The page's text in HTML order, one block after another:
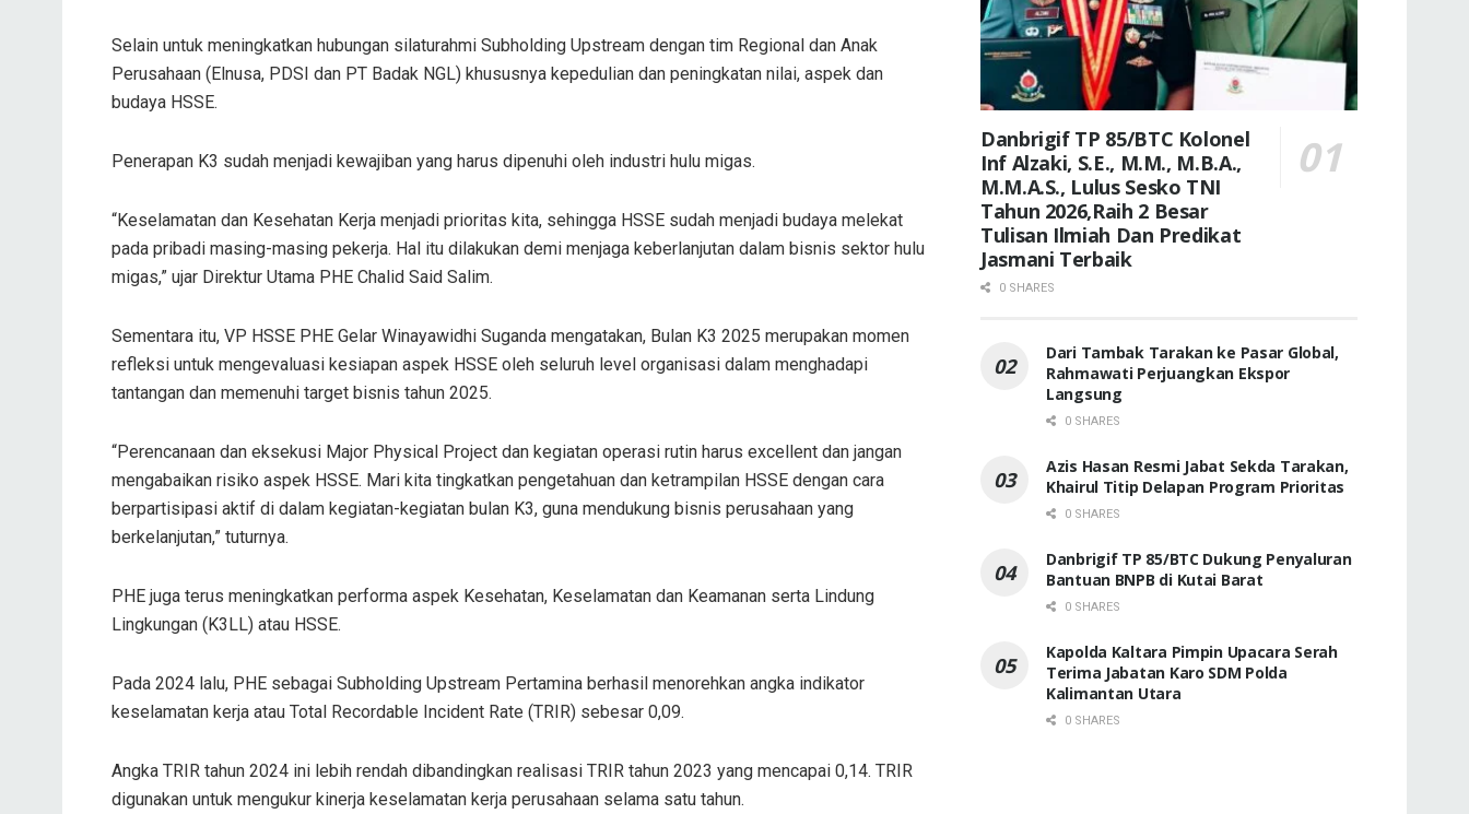
Selain untuk meningkatkan hubungan silaturahmi Subholding Upstream dengan tim Regional dan Anak
Perusahaan (Elnusa, PDSI dan PT Badak NGL) khususnya kepedulian dan peningkatan nilai, aspek dan
budaya HSSE.
Penerapan K3 sudah menjadi kewajiban yang harus dipenuhi oleh industri hulu migas.
“Keselamatan dan Kesehatan Kerja menjadi prioritas kita, sehingga HSSE sudah menjadi budaya melekat
pada pribadi masing-masing pekerja. Hal itu dilakukan demi menjaga keberlanjutan dalam bisnis sektor hulu
migas,” ujar Direktur Utama PHE Chalid Said Salim.
Sementara itu, VP HSSE PHE Gelar Winayawidhi Suganda mengatakan, Bulan K3 2025 merupakan momen
refleksi untuk mengevaluasi kesiapan aspek HSSE oleh seluruh level organisasi dalam menghadapi
tantangan dan memenuhi target bisnis tahun 2025.
“Perencanaan dan eksekusi Major Physical Project dan kegiatan operasi rutin harus excellent dan jangan
mengabaikan risiko aspek HSSE. Mari kita tingkatkan pengetahuan dan ketrampilan HSSE dengan cara
berpartisipasi aktif di dalam kegiatan-kegiatan bulan K3, guna mendukung bisnis perusahaan yang
berkelanjutan,” tuturnya.
PHE juga terus meningkatkan performa aspek Kesehatan, Keselamatan dan Keamanan serta Lindung
Lingkungan (K3LL) atau HSSE.
Pada 2024 lalu, PHE sebagai Subholding Upstream Pertamina berhasil menorehkan angka indikator
keselamatan kerja atau Total Recordable Incident Rate (TRIR) sebesar 0,09.
Angka TRIR tahun 2024 ini lebih rendah dibandingkan realisasi TRIR tahun 2023 yang mencapai 0,14. TRIR
digunakan untuk mengukur kinerja keselamatan kerja perusahaan selama satu tahun.
Danbrigif TP 85/BTC Kolonel
Inf Alzaki, S.E., M.M., M.B.A.,
M.M.A.S., Lulus Sesko TNI
Tahun 2026,Raih 2 Besar
Tulisan Ilmiah Dan Predikat
Jasmani Terbaik
0 SHARES
Dari Tambak Tarakan ke Pasar Global,
Rahmawati Perjuangkan Ekspor
Langsung
0 SHARES
Azis Hasan Resmi Jabat Sekda Tarakan,
Khairul Titip Delapan Program Prioritas
0 SHARES
Danbrigif TP 85/BTC Dukung Penyaluran
Bantuan BNPB di Kutai Barat
0 SHARES
Kapolda Kaltara Pimpin Upacara Serah
Terima Jabatan Karo SDM Polda
Kalimantan Utara
0 SHARES